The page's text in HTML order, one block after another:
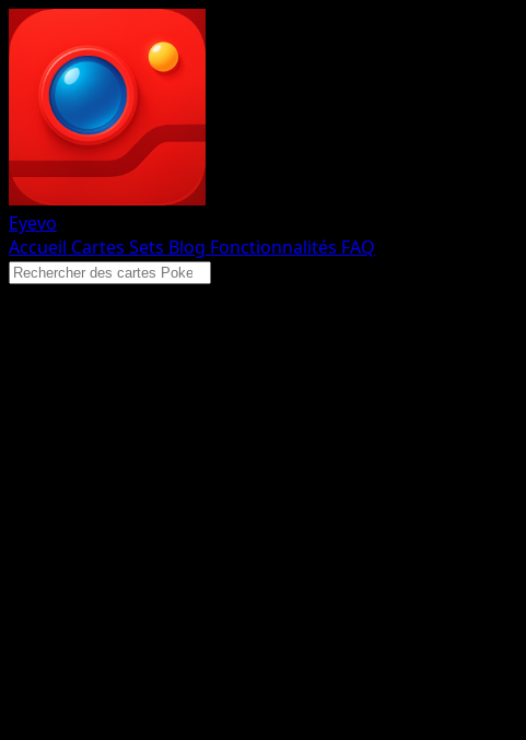
Eyevo
Accueil Cartes Sets Blog Fonctionnalités FAQ